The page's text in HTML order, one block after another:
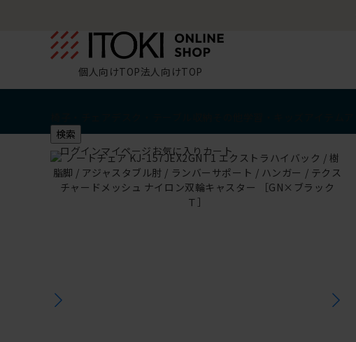
個人向けTOP法人向けTOP
検索
ログインマイページ お気に入りカート